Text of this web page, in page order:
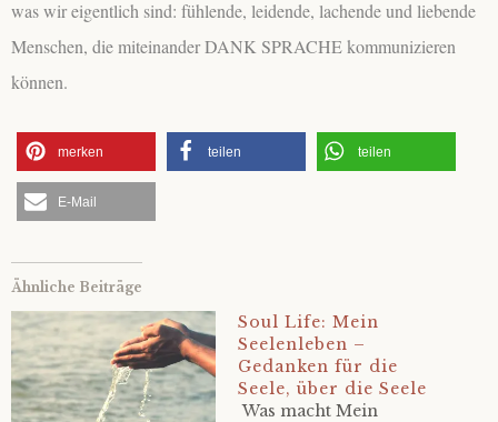
was wir eigentlich sind: fühlende, leidende, lachende und liebende
Menschen, die miteinander DANK SPRACHE kommunizieren
können.
merken teilen teilen
E-Mail
Ähnliche Beiträge
Soul Life: Mein
Seelenleben –
Gedanken für die
Seele, über die Seele
Was macht Mein